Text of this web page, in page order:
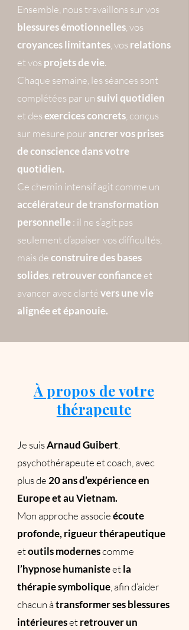
Ensemble, nous travaillons sur vos
blessures émotionnelles , vos
croyances limitantes , vosrelations
et vosprojets de vie.
Chaque semaine, les séances sont
complétées par unsuivi quotidien
et desexercices concrets , conçus
sur mesure pour ancrer vos prises
de conscience dans votre
quotidien.
Ce chemin intensif agit comme un
accélérateur de transformation
personnelle: il ne s’agit pas
seulement d’apaiser vos difficultés,
mais deconstruire des bases
solides retrouver confianceet
avancer avec clartévers une vie
alignée et épanouie.​
À propos de votre
thérapeute
Je suisArnaud Guibert
psychothérapeute et coach, avec
plus de 20 ans d’expérience en
Europe et au Vietnam.
Mon approche associeécoute
profonde, rigueur thérapeutique
etoutils modernescomme
l’hypnose humanisteetla
thérapie symbolique , afin d’aider
chacun àtransformer ses blessures
intérieuresetretrouver un